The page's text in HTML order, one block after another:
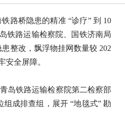
铁路桥隐患的精准 “诊疗” 到 10
铁路运输检察院、国铁济南局
整改，飘浮物挂网数量较 202
安全屏障。
岛铁路运输检察院第二检察部
成排查组，展开 “地毯式” 勘